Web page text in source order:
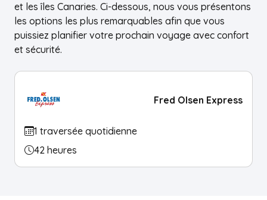
et les îles Canaries. Ci-dessous, nous vous présentons
les options les plus remarquables afin que vous
puissiez planifier votre prochain voyage avec confort
et sécurité.
Fred Olsen Express
1 traversée quotidienne
42 heures